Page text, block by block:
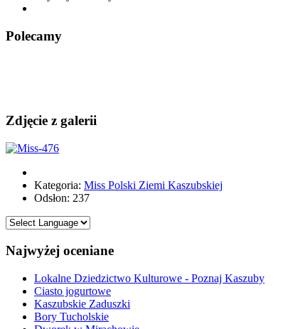
Polecamy
Zdjęcie z galerii
Kategoria: Miss Polski Ziemi Kaszubskiej
Odsłon: 237
Najwyżej oceniane
Lokalne Dziedzictwo Kulturowe - Poznaj Kaszuby
Ciasto jogurtowe
Kaszubskie Zaduszki
Bory Tucholskie